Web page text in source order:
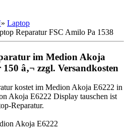
» Laptop
Reparatur FSC Amilo Pa 1538
im Medion Akoja
â‚¬ zzgl. Versandkosten
kostet im Medion Akoja E6222 in
Akoja E6222 Display tauschen ist
Reparatur.